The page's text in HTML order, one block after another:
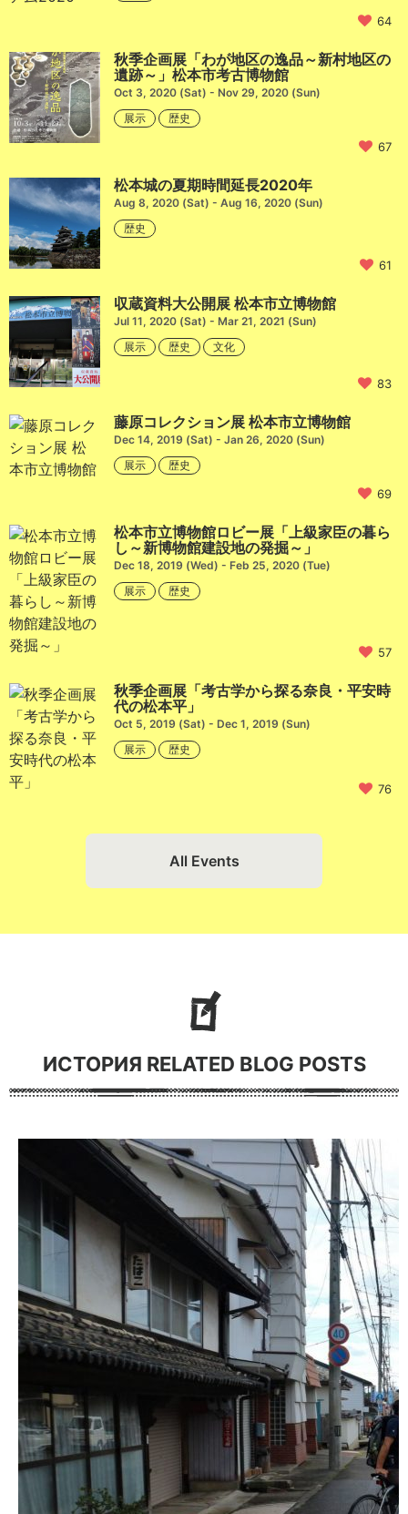
64
67
秋季企画展「わが地区の逸品～新村地区の
遺跡～」松本市考古博物館
Oct 3, 2020 (Sat) - Nov 29, 2020 (Sun)
展示
歴史
61
松本城の夏期時間延長2020年
Aug 8, 2020 (Sat) - Aug 16, 2020 (Sun)
歴史
83
収蔵資料大公開展 松本市立博物館
Jul 11, 2020 (Sat) - Mar 21, 2021 (Sun)
展示
歴史 文化
69
藤原コレクション展 松本市立博物館
Dec 14, 2019 (Sat) - Jan 26, 2020 (Sun)
展示
歴史
57
松本市立博物館ロビー展「上級家臣の暮ら
し～新博物館建設地の発掘～」
Dec 18, 2019 (Wed) - Feb 25, 2020 (Tue)
展示
歴史
76
秋季企画展「考古学から探る奈良・平安時
代の松本平」
Oct 5, 2019 (Sat) - Dec 1, 2019 (Sun)
展示
歴史
All Events
ИСТОРИЯ RELATED BLOG POSTS